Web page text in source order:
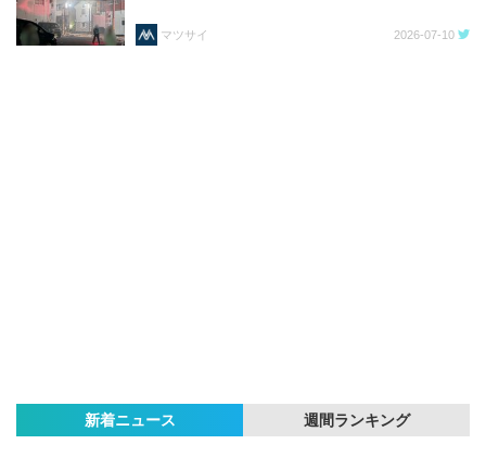
マツサイ 2026-07-10
新着ニュース 週間ランキング